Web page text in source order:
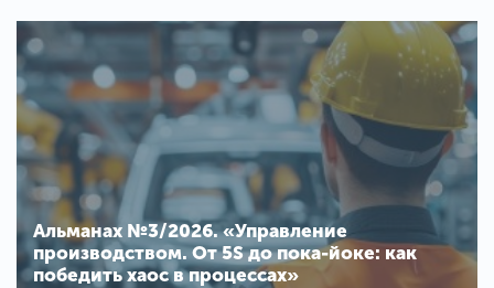
Альманах №3/2026. «Управление
производством. От 5S до пока-йоке: как
победить хаос в процессах»